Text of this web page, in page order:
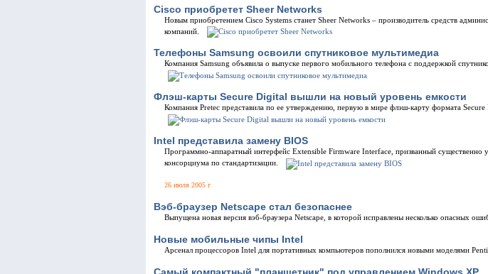
Cisco приобретет Sheer Networks
Новым приобретением Cisco Systems станет Sheer Networks – производитель средств
компаний.
Телефоны Samsung освоили спутниковое мультимедиа
Компания Samsung объявила о выпуске первого мобильного телефона с поддержкой
Флэш-карты Secure Digital вышли на новый уровень емкости
Компания Pretec представила по ее утверждению, первую в мире флэш-карту формата
Intel представила замену BIOS
Программно-аппаратный интерфейс Extensible Firmware Interface, призванный существенно
консорциума по стандартизации.
26 июля 2005 г
Вэб-браузер Netscape стал безопаснее
Выпущена новая версия вэб-браузера Netscape, в которой исправлены несколько опасных
Новые мобильные чипы Intel
Арсенал процессоров Intel для портативных компьютеров пополнился новыми моделями